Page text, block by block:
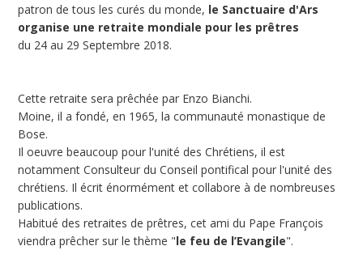
patron de tous les curés du monde, le Sanctuaire d'Ars
organise une retraite mondiale pour les prêtres
du 24 au 29 Septembre 2018.
Cette retraite sera prêchée par Enzo Bianchi.
Moine, il a fondé, en 1965, la communauté monastique de
Bose.
Il oeuvre beaucoup pour l'unité des Chrétiens, il est
notamment Consulteur du Conseil pontifical pour l'unité des
chrétiens. Il écrit énormément et collabore à de nombreuses
publications.
Habitué des retraites de prêtres, cet ami du Pape François
viendra prêcher sur le thème "le feu de l’Evangile".